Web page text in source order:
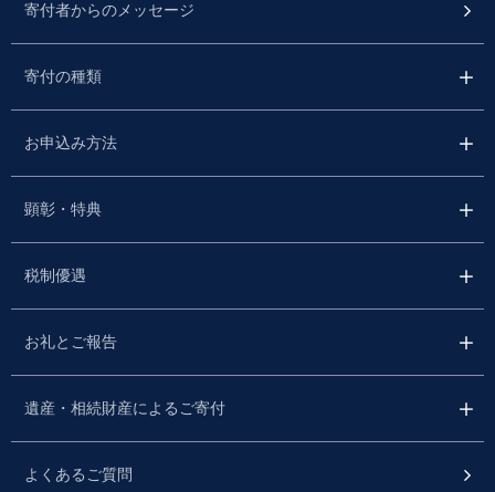
寄付者からのメッセージ
寄付の種類
お申込み方法
顕彰・特典
税制優遇
お礼とご報告
遺産・相続財産によるご寄付
よくあるご質問